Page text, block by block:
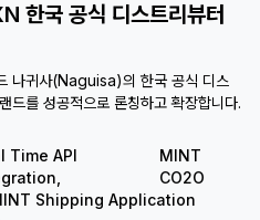
국 공식 디스트리뷰터
나귀사(Naguisa)의 한국 공식 디스
드를 성공적으로 론칭하고 확장합니다.
Time API
,
MINT
CO2O
Shipping Application